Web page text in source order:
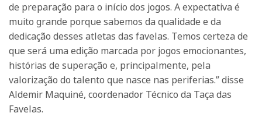
de preparação para o início dos jogos. A expectativa é
muito grande porque sabemos da qualidade e da
dedicação desses atletas das favelas. Temos certeza de
que será uma edição marcada por jogos emocionantes,
histórias de superação e, principalmente, pela
valorização do talento que nasce nas periferias.” disse
Aldemir Maquiné, coordenador Técnico da Taça das
Favelas.